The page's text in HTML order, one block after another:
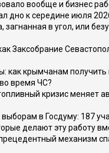
вообще и бизнес
дно к середине июля
загнанная в угол, или
Заксобрание
как крымчанам получить
время ЧС?
кризис меняет
в Госдуму: 187
делают эту работу
механизм